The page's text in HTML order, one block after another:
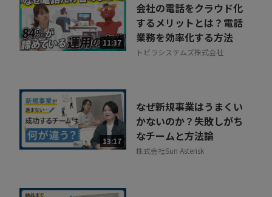
11:37
会社の電話をクラウド化
するメリットとは？電話
業務を効率化する方法
トビラシステムズ株式会社
13:17
なぜ新規事業はうまくい
かないのか？失敗しがち
なチームと方法論
株式会社Sun Asterisk